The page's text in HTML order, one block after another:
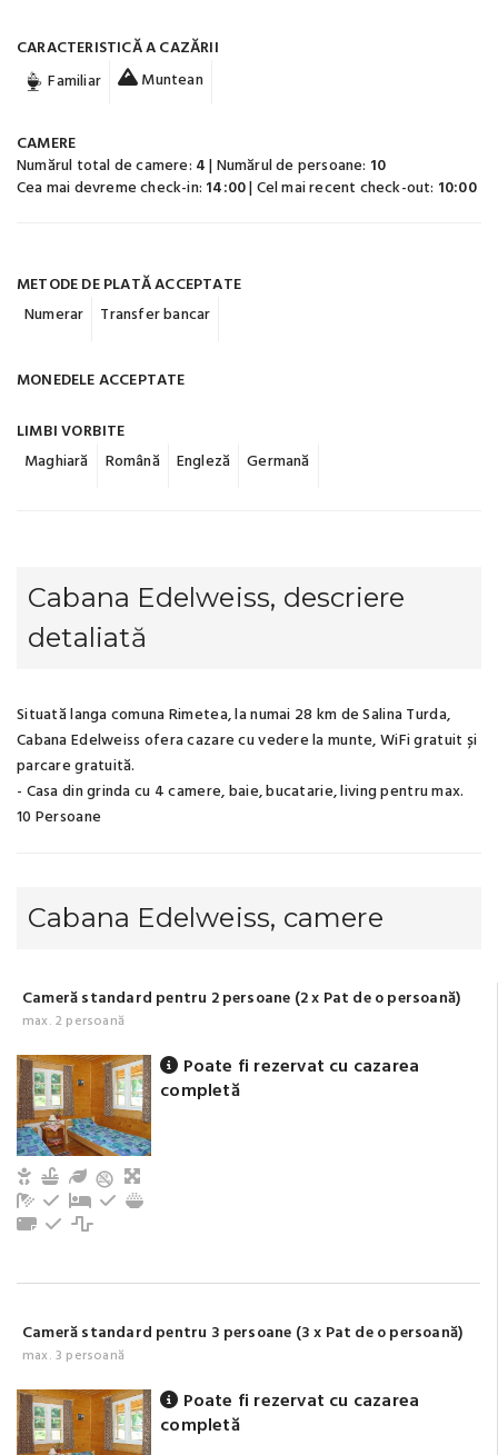
CARACTERISTICĂ A CAZĂRII
Familiar
Muntean
CAMERE
Numărul total de camere: 4| Numărul de persoane: 10
Cea mai devreme check-in: 14:00| Cel mai recent check-out: 10:00
METODE DE PLATĂ ACCEPTATE
Numerar
Transfer bancar
MONEDELE ACCEPTATE
LIMBI VORBITE
Maghiară
Română Engleză Germană
Cabana Edelweiss, descriere
detaliată
Situată langa comuna Rimetea, la numai 28 km de Salina Turda,
Cabana Edelweiss ofera cazare cu vedere la munte, WiFi gratuit și
parcare gratuită.
- Casa din grinda cu 4 camere, baie, bucatarie, living pentru max.
10 Persoane
Cabana Edelweiss, camere
Cameră standard pentru 2 persoane (2 x Pat de o persoană)
max. 2 persoană
Copii și bebeluși sunt binevenite
Bucătărie echipată
Grădină / Curte / Zonă verde
Baie cu duș (privat)
FrigiderPat suplimentar
Tacâmuri, vesela
ProsoapeLa parter
Poate fi rezervat cu cazarea
completă
Cameră standard pentru 3 persoane (3 x Pat de o persoană)
max. 3 persoană
Poate fi rezervat cu cazarea
completă